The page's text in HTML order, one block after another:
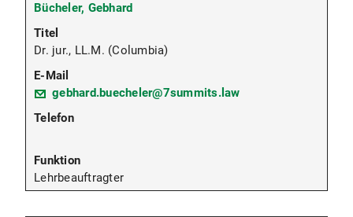
Bücheler, Gebhard
Dr. jur., LL.M. (Columbia)
gebhard.buecheler@7summits.law
Lehrbeauftragter